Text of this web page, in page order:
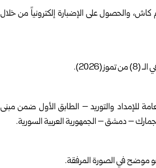
كاش، والحصول على الإضبارة إلكترونياً من خلال
للإمداد والتوريد – الطابق الأول ضمن مبنى
– دمشق – الجمهورية العربية السورية.
موضح في الصورة المرفقة.